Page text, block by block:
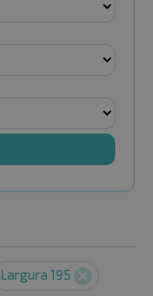
Largura 195